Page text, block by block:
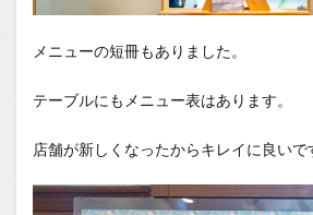
メニューの短冊もありました。
テーブルにもメニュー表はあります。
店舗が新しくなったからキレイに良いで